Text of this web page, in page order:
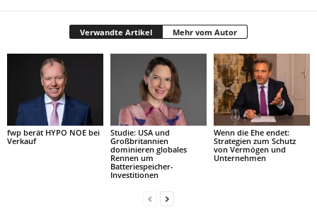
Verwandte Artikel Mehr vom Autor
fwp berät HYPO NOE bei
Verkauf
Studie: USA und
Großbritannien
dominieren globales
Rennen um
Batteriespeicher-
Investitionen
Wenn die Ehe endet:
Strategien zum Schutz
von Vermögen und
Unternehmen